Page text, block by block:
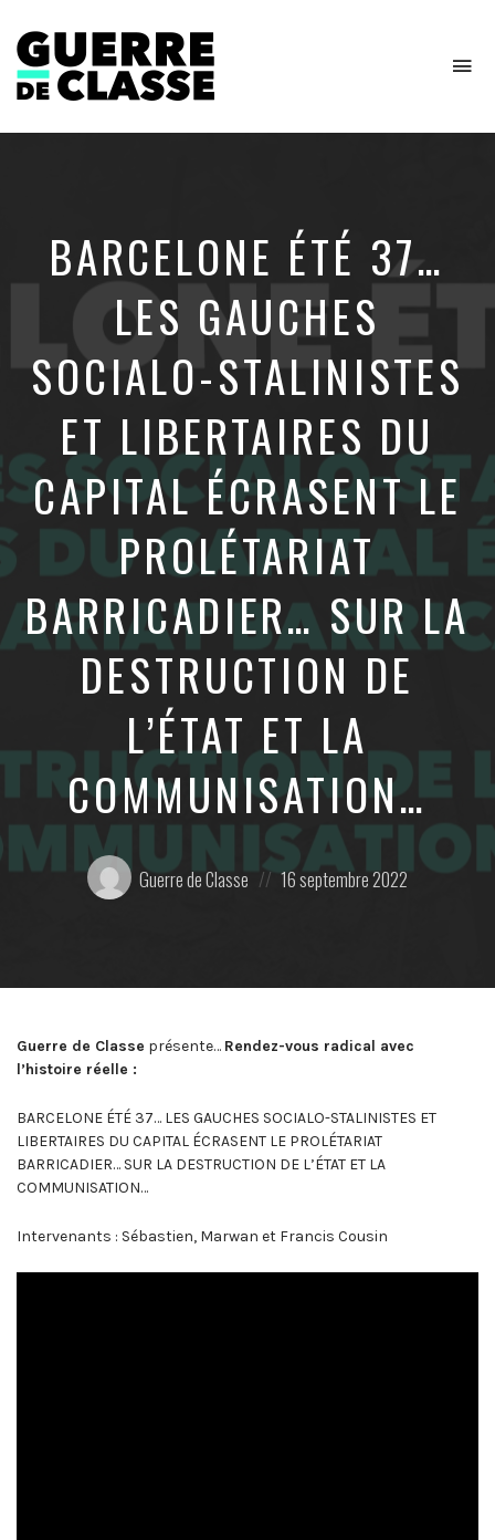
de
BARCELONE ÉTÉ 37…
LES GAUCHES
SOCIALO-STALINISTES
ET LIBERTAIRES DU
CAPITAL ÉCRASENT LE
PROLÉTARIAT
BARRICADIER… SUR LA
DESTRUCTION DE
L’ÉTAT ET LA
COMMUNISATION…
Posté
par:
Guerre de Classe
Posted
on
16 septembre 2022
Guerre de Classe présente… Rendez-vous radical avec
l’histoire réelle :
BARCELONE ÉTÉ 37… LES GAUCHES SOCIALO-STALINISTES ET
LIBERTAIRES DU CAPITAL ÉCRASENT LE PROLÉTARIAT
BARRICADIER… SUR LA DESTRUCTION DE L’ÉTAT ET LA
COMMUNISATION…
Intervenants : Sébastien, Marwan et Francis Cousin